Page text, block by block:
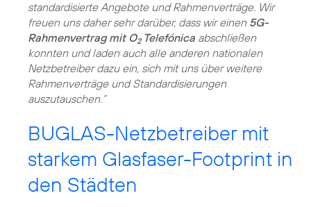
standardisierte Angebote und Rahmenverträge. Wir
freuen uns daher sehr darüber, dass wir einen 5G-
Rahmenvertrag mit O2Telefónica abschließen
konnten und laden auch alle anderen nationalen
Netzbetreiber dazu ein, sich mit uns über weitere
Rahmenverträge und Standardisierungen
auszutauschen.“
BUGLAS-Netzbetreiber mit
starkem Glasfaser-Footprint in
den Städten